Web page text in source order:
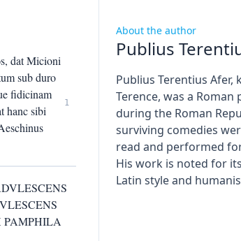
dat Micioni
sub duro
fidicinam
hanc sibi
1
PAMPHILA
About the author
Publius
Publius Terentius Afer,
Terence, was a
during the Roman
surviving comedies
read and performed
His work is noted for
Latin style and